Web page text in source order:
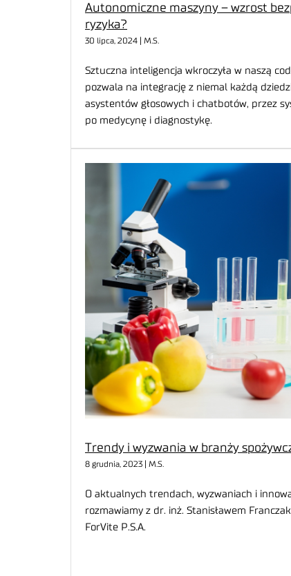
Autonomiczne maszyny – wzrost
ryzyka?
30 lipca, 2024 | M.S.
Sztuczna inteligencja wkroczyła w naszą
pozwala na integrację z niemal każdą
asystentów głosowych i chatbotów, przez
po medycynę i diagnostykę.
Trendy i wyzwania w branży
8 grudnia, 2023 | M.S.
O aktualnych trendach, wyzwaniach i
rozmawiamy z dr. inż. Stanisławem
ForVite P.S.A.